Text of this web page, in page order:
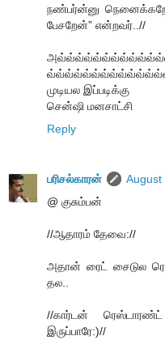
நண்பர்ன்னு
பேசறேன்” என்றவர்..//
முடியல இப்படிக்கு
சென்ஷி மனசாட்சி
Reply
பரிசல்காரன்
August
@ குசும்பன்
//ஆதாரம் தேவை://
அதான் ரைட் சைடுல
தல..
//கார்டன்
இருப்பாரே:)//